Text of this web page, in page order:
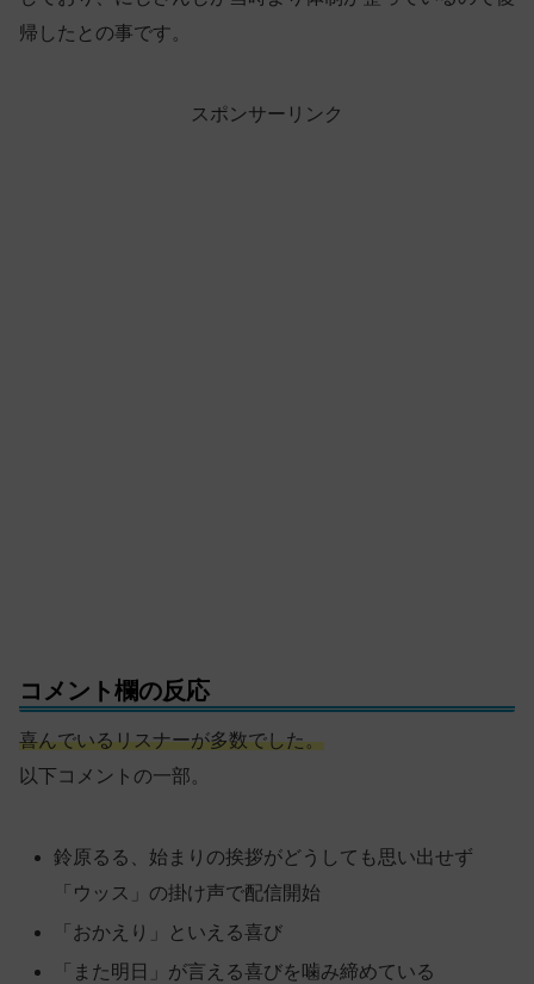
帰したとの事です。
スポンサーリンク
コメント欄の反応
喜んでいるリスナーが多数でした。
以下コメントの一部。
鈴原るる、始まりの挨拶がどうしても思い出せず
「ウッス」の掛け声で配信開始
「おかえり」といえる喜び
「また明日」が言える喜びを噛み締めている